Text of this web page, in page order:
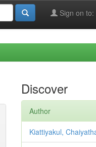
Sign on to:
Discover
Author
Kiattiyakul,